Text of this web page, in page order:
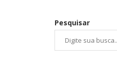
Pesquisar